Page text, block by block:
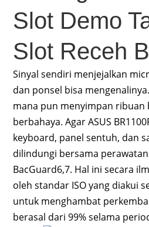
Slot Demo
Slot Receh
Sinyal sendiri menjejalkan
dan ponsel bisa
mana pun menyimpan
berbahaya. Agar ASUS
keyboard, panel sentuh, dan
dilindungi bersama
BacGuard6,7. Hal ini secara
oleh standar ISO yang diakui
untuk menghambat
berasal dari 99% selama